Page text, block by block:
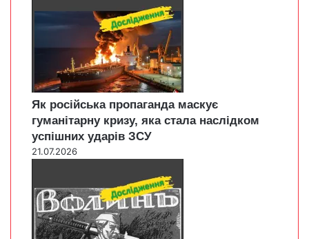
Як російська пропаганда маскує
гуманітарну кризу, яка стала наслідком
успішних ударів ЗСУ
21.07.2026